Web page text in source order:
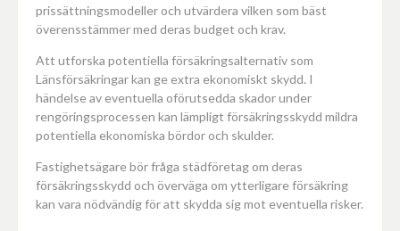
prissättningsmodeller och utvärdera vilken som bäst
överensstämmer med deras budget och krav.
Att utforska potentiella försäkringsalternativ som
Länsförsäkringar kan ge extra ekonomiskt skydd. I
händelse av eventuella oförutsedda skador under
rengöringsprocessen kan lämpligt försäkringsskydd mildra
potentiella ekonomiska bördor och skulder.
Fastighetsägare bör fråga städföretag om deras
försäkringsskydd och överväga om ytterligare försäkring
kan vara nödvändig för att skydda sig mot eventuella risker.